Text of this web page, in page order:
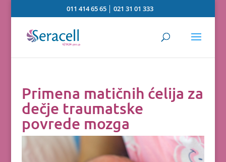
011 414 65 65 │021 31 01 333
Primena matičnih ćelija za
dečje traumatske
povrede mozga